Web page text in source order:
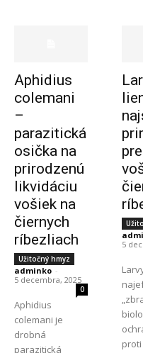
Aphidius
colemani
–
parazitická
osička na
prirodzenú
likvidáciu
vošiek na
čiernych
ríbezliach
Užitočný hmyz
adminko -
5 decembra, 2025
0
Aphidius
colemani je
drobná
parazitická
5